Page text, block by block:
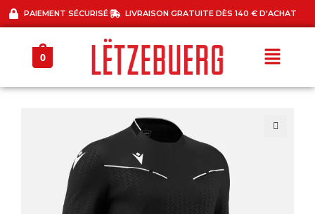
PAIEMENT SÉCURISÉ LIVRAISON GRATUITE DÈS 140 € D'ACHAT
0